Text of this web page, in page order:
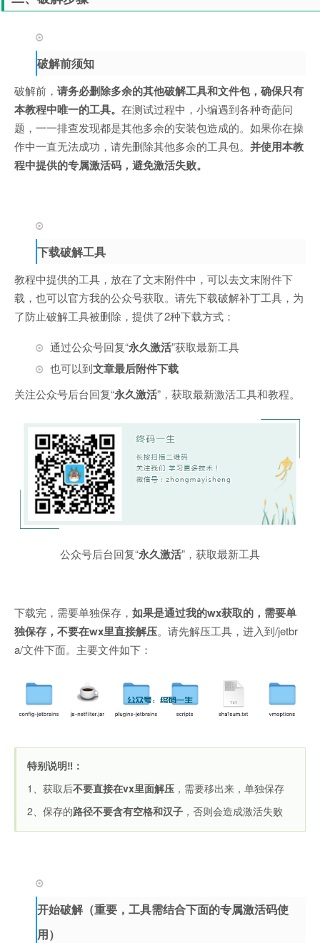
破解前须知
破解前， 请务必删除多余的其他破解工具和文件包，确保只有
本教程中唯一的工具。 在测试过程中，小编遇到各种奇葩问
题，一一排查发现都是其他多余的安装包造成的。如果你在操
作中一直无法成功，请先删除其他多余的工具包。 并使用本教
程中提供的专属激活码，避免激活失败。
下载破解工具
教程中提供的工具，放在了文末附件中，可以去文末附件下
载，也可以官方我的公众号获取。请先下载破解补丁工具，为
了防止破解工具被删除，提供了2种下载方式：
通过公众号回复“永久激活”获取最新工具
也可以到文章最后附件下载
关注公众号后台回复“永久激活”，获取最新激活工具和教程。
公众号后台回复“永久激活”，获取最新工具
下载完，需要单独保存， 如果是通过我的wx获取的，需要单
独保存，不要在wx里直接解压。请先解压工具，进入到/jetbr
a/文件下面。主要文件如下：
特别说明‼️：
1、获取后不要直接在vx里面解压 ，需要移出来，单独保存
2、保存的路径不要含有空格和汉子 ，否则会造成激活失败
开始破解（重要，工具需结合下面的专属激活码使
用）